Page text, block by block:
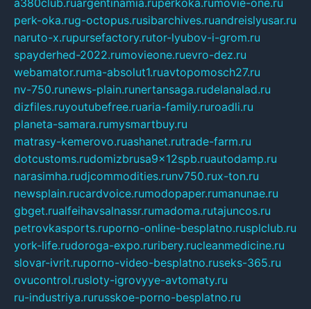
a380club.ruargentinamia.ruperkoka.rumovie-one.ru
perk-oka.rug-octopus.rusibarchives.ruandreislyusar.ru
naruto-x.rupursefactory.rutor-lyubov-i-grom.ru
spayderhed-2022.rumovieone.ruevro-dez.ru
webamator.ruma-absolut1.ruavtopomosch27.ru
nv-750.runews-plain.runertansaga.rudelanalad.ru
dizfiles.ruyoutubefree.ruaria-family.ruroadli.ru
planeta-samara.rumysmartbuy.ru
matrasy-kemerovo.ruashanet.rutrade-farm.ru
dotcustoms.rudomizbrusa9x12spb.ruautodamp.ru
narasimha.rudjcommodities.runv750.rux-ton.ru
newsplain.rucardvoice.rumodopaper.rumanunae.ru
gbget.rualfeihavsalnassr.rumadoma.rutajuncos.ru
petrovkasports.ruporno-online-besplatno.rusplclub.ru
york-life.rudoroga-expo.ruribery.rucleanmedicine.ru
slovar-ivrit.ruporno-video-besplatno.ruseks-365.ru
ovucontrol.rusloty-igrovyye-avtomaty.ru
ru-industriya.rurusskoe-porno-besplatno.ru